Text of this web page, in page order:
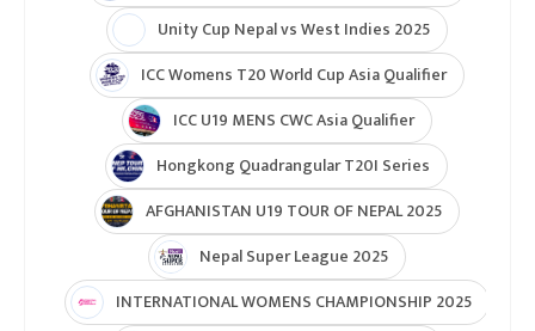
Unity Cup Nepal vs West Indies 2025
ICC Womens T20 World Cup Asia Qualifier
ICC U19 MENS CWC Asia Qualifier
Hongkong Quadrangular T20I Series
AFGHANISTAN U19 TOUR OF NEPAL 2025
Nepal Super League 2025
INTERNATIONAL WOMENS CHAMPIONSHIP 2025